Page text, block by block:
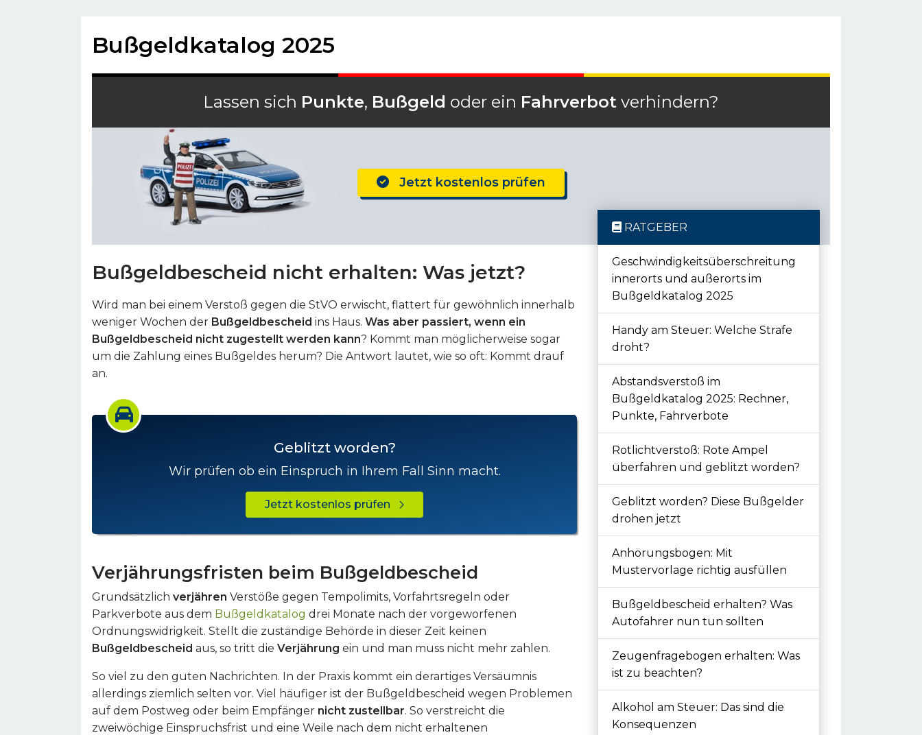
Bußgeldkatalog 2025
Lassen sich Punkte, Bußgeld oder ein Fahrverbot verhindern?
Jetzt kostenlos prüfen
Bußgeldbescheid nicht erhalten: Was jetzt?
Wird man bei einem Verstoß gegen die StVO erwischt, flattert für gewöhnlich innerhalb
weniger Wochen der Bußgeldbescheid ins Haus. Was aber passiert, wenn ein
Bußgeldbescheid nicht zugestellt werden kann? Kommt man möglicherweise sogar
um die Zahlung eines Bußgeldes herum? Die Antwort lautet, wie so oft: Kommt drauf
an.
Geblitzt worden?
Wir prüfen ob ein Einspruch in Ihrem Fall Sinn macht.
Jetzt kostenlos prüfen
Verjährungsfristen beim Bußgeldbescheid
Grundsätzlich verjähren Verstöße gegen Tempolimits, Vorfahrtsregeln oder
Parkverbote aus dem Bußgeldkatalog drei Monate nach der vorgeworfenen
Ordnungswidrigkeit. Stellt die zuständige Behörde in dieser Zeit keinen
Bußgeldbescheid aus, so tritt die Verjährung ein und man muss nicht mehr zahlen.
So viel zu den guten Nachrichten. In der Praxis kommt ein derartiges Versäumnis
allerdings ziemlich selten vor. Viel häufiger ist der Bußgeldbescheid wegen Problemen
auf dem Postweg oder beim Empfänger nicht zustellbar. So verstreicht die
zweiwöchige Einspruchsfrist und eine Weile nach dem nicht erhaltenen
RATGEBER
Geschwindigkeitsüberschreitung
innerorts und außerorts im
Bußgeldkatalog 2025
Handy am Steuer: Welche Strafe
droht?
Abstandsverstoß im
Bußgeldkatalog 2025: Rechner,
Punkte, Fahrverbote
Rotlichtverstoß: Rote Ampel
überfahren und geblitzt worden?
Geblitzt worden? Diese Bußgelder
drohen jetzt
Anhörungsbogen: Mit
Mustervorlage richtig ausfüllen
Bußgeldbescheid erhalten? Was
Autofahrer nun tun sollten
Zeugenfragebogen erhalten: Was
ist zu beachten?
Alkohol am Steuer: Das sind die
Konsequenzen